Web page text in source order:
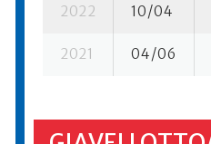
2022 10/04
2021 04/06